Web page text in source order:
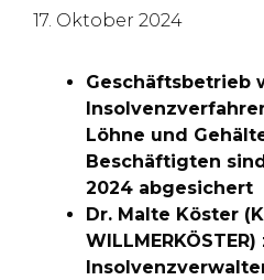
17. Oktober 2024
Geschäftsbetrieb
Löhne und
Beschäftigten
2024 abgesichert
Dr. Malte Köster